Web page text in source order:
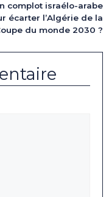
complot israélo-arabe
écarter l’Algérie de la
du monde 2030 ?